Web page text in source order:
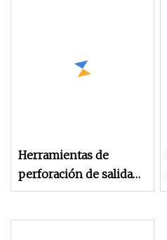
Herramientas de
perforación de salida
de fábrica, brocas de